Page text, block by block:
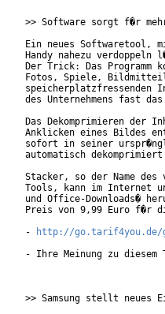
>> Software sorgt f�r
Ein neues Softwaretool,
Handy nahezu
Der Trick: Das
Fotos, Spiele,
speicherplatzfressenden
des Unternehmens fast
Das Dekomprimieren der
Anklicken eines Bildes
sofort in seiner
automatisch
Stacker, so der Name des
Tools, kann im Internet
und Office-Downloads�
Preis von 9,99 Euro f�r
-
http://go.tarif4you.de/
- Ihre Meinung zu diesem
>> Samsung stellt neues